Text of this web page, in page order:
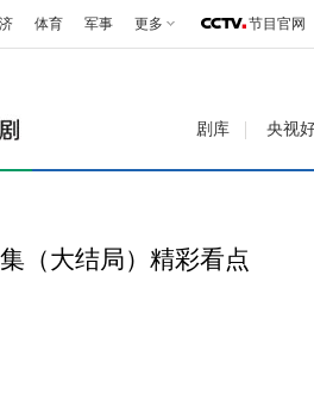
体育 军事 更多 节目官网
剧库 央视
（大结局）精彩看点